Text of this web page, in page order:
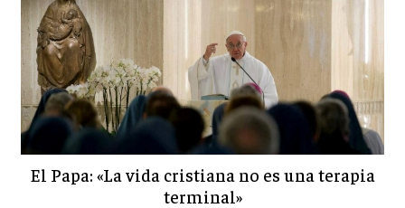
El Papa: «La vida cristiana no es una terapia
terminal»